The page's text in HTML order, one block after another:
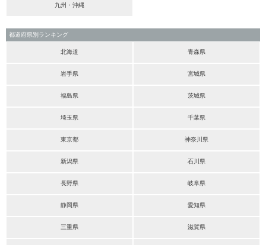
九州・沖縄
都道府県別ランキング
北海道 青森県
岩手県 宮城県
福島県 茨城県
埼玉県 千葉県
東京都 神奈川県
新潟県 石川県
長野県 岐阜県
静岡県 愛知県
三重県 滋賀県